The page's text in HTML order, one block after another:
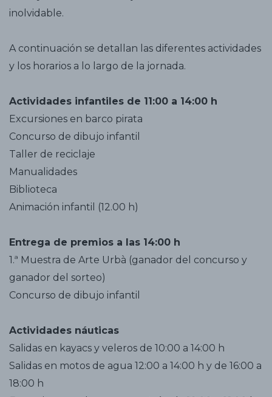
inolvidable.
A continuación se detallan las diferentes actividades
y los horarios a lo largo de la jornada.
Actividades infantiles de 11:00 a 14:00 h
Excursiones en barco pirata
Concurso de dibujo infantil
Taller de reciclaje
Manualidades
Biblioteca
Animación infantil (12.00 h)
Entrega de premios a las 14:00 h
1.ª Muestra de Arte Urbà (ganador del concurso y
ganador del sorteo)
Concurso de dibujo infantil
Actividades náuticas
Salidas en kayacs y veleros de 10:00 a 14:00 h
Salidas en motos de agua 12:00 a 14:00 h y de 16:00 a
18:00 h